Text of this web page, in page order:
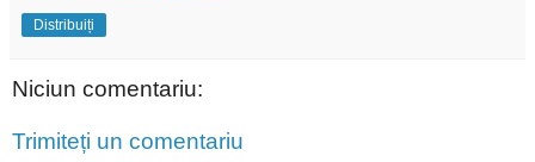
Distribuiți
Niciun comentariu:
Trimiteți un comentariu